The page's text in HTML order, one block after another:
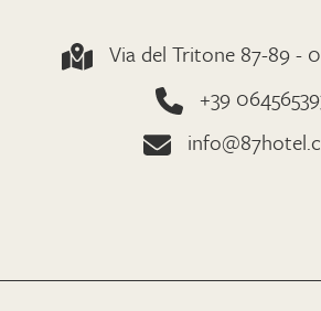
Via del Tritone 87-89 -
+39